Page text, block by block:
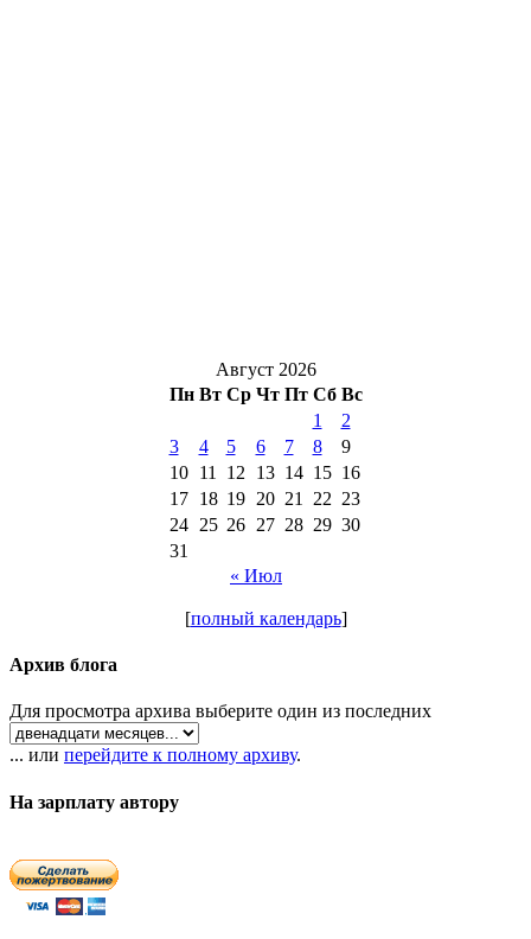
Август 2026
Пн Вт Ср Чт Пт Сб Вс
1
2
3
4 5 6 7 8
9
10
11 12 13 14 15 16
17
18 19 20 21 22 23
24
25 26 27 28 29 30
31
« Июл
[полный календарь]
Архив блога
Для просмотра архива выберите один из последних
... или перейдите к полному архиву.
На зарплату автору